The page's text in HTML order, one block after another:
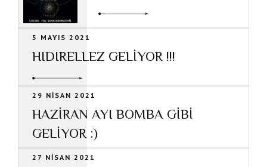
5 MAYIS 2021
HIDIRELLEZ GELİYOR !!!
29 NISAN 2021
HAZİRAN AYI BOMBA GİBİ
GELİYOR :)
27 NISAN 2021